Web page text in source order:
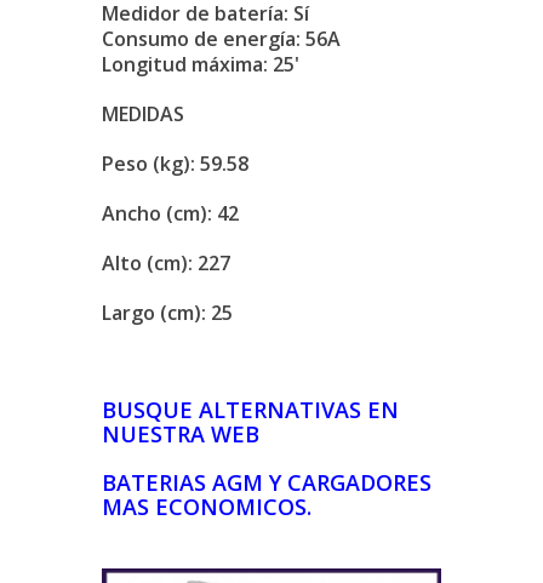
Medidor de batería: Sí
Consumo de energía: 56A
Longitud máxima: 25'
MEDIDAS
Peso (kg): 59.58
Ancho (cm): 42
Alto (cm): 227
Largo (cm): 25
BUSQUE ALTERNATIVAS EN
NUESTRA WEB
BATERIAS AGM Y CARGADORES
MAS ECONOMICOS.